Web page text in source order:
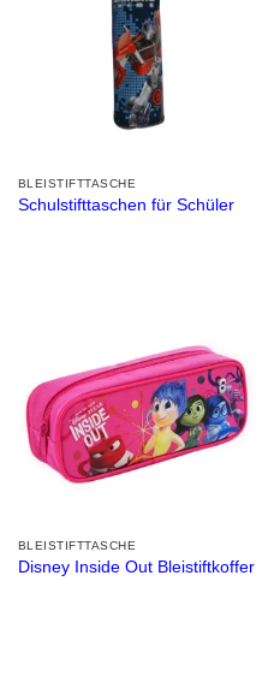
BLEISTIFTTASCHE
Schulstifttaschen für Schüler
BLEISTIFTTASCHE
Disney Inside Out Bleistiftkoffer